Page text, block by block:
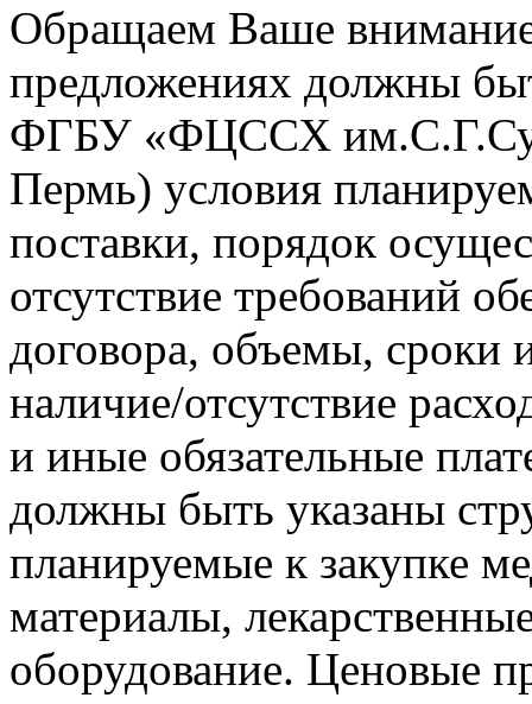
Обращаем Ваше
предложениях должны
ФГБУ «ФЦССХ
Пермь) условия
поставки, порядок
отсутствие требований
договора, объемы, сроки
наличие/отсутствие
и иные обязательные
должны быть указаны
планируемые к закупке
материалы,
оборудование. Ценовые